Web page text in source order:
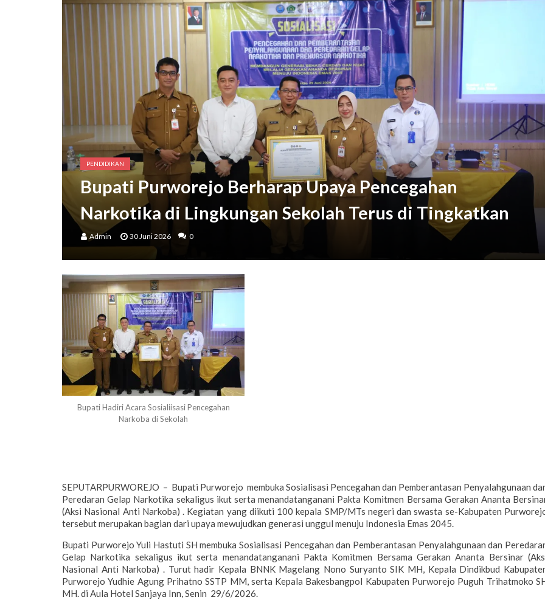
PENDIDIKAN
Bupati Purworejo Berharap Upaya Pencegahan
Narkotika di Lingkungan Sekolah Terus di Tingkatkan
Admin 30 Juni 2026 0
Bupati Hadiri Acara Sosialiisasi Pencegahan
Narkoba di Sekolah
SEPUTARPURWOREJO – Bupati Purworejo membuka Sosialisasi Pencegahan dan Pemberantasan Penyalahgunaan
Peredaran Gelap Narkotika sekaligus ikut serta menandatanganani Pakta Komitmen Bersama Gerakan Ananta
(Aksi Nasional Anti Narkoba) . Kegiatan yang diikuti 100 kepala SMP/MTs negeri dan swasta se-Kabupaten
tersebut merupakan bagian dari upaya mewujudkan generasi unggul menuju Indonesia Emas 2045.
Bupati Purworejo Yuli Hastuti SH membuka Sosialisasi Pencegahan dan Pemberantasan Penyalahgunaan dan
Gelap Narkotika sekaligus ikut serta menandatanganani Pakta Komitmen Bersama Gerakan Ananta Bersinar
Nasional Anti Narkoba) . Turut hadir Kepala BNNK Magelang Nono Suryanto SIK MH, Kepala Dindikbud
Purworejo Yudhie Agung Prihatno SSTP MM, serta Kepala Bakesbangpol Kabupaten Purworejo Puguh Trihatmoko
MH. di Aula Hotel Sanjaya Inn, Senin 29/6/2026.